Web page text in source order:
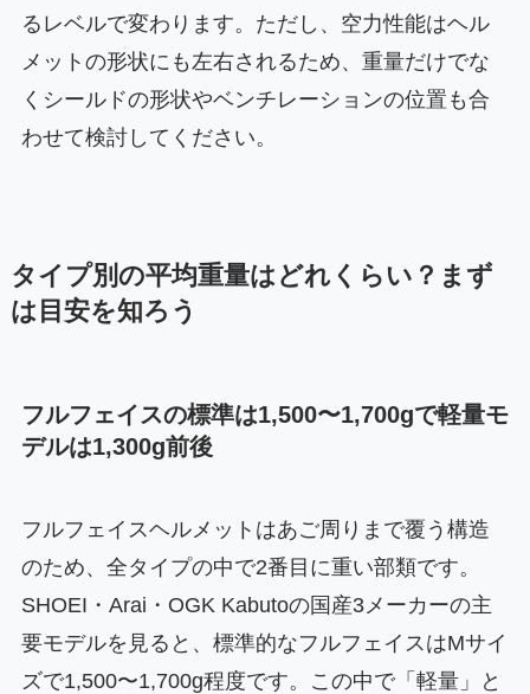
るレベルで変わります。ただし、空力性能はヘル
メットの形状にも左右されるため、重量だけでな
くシールドの形状やベンチレーションの位置も合
わせて検討してください。
タイプ別の平均重量はどれくらい？まず
は目安を知ろう
フルフェイスの標準は1,500〜1,700gで軽量モ
デルは1,300g前後
フルフェイスヘルメットはあご周りまで覆う構造
のため、全タイプの中で2番目に重い部類です。
SHOEI・Arai・OGK Kabutoの国産3メーカーの主
要モデルを見ると、標準的なフルフェイスはMサイ
ズで1,500〜1,700g程度です。この中で「軽量」と